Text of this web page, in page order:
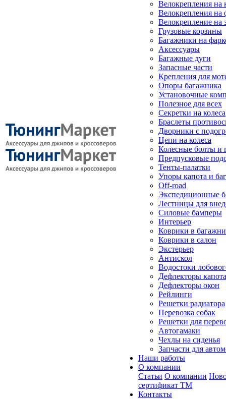
Велокрепления
Велокрепления на
Велокрепление на
Грузовые корзины
Багажники на
Аксессуары
Багажные дуги
Запасные части
Крепления для
Опоры багажника
Установочные
Полезное для всех
Секретки на колеса
Браслеты
Дворники с
Цепи на колеса
Колесные болты и
Предпусковые
Тенты-палатки
Упоры капота и
Off-road
Экспедиционные
Лестницы для
Силовые бамперы
Интерьер
Коврики в
Коврики в салон
Экстерьер
Антискол
Водостоки
Дефлекторы капота
Дефлекторы окон
Рейлинги
Решетки радиатора
Перевозка собак
Решетки для
Автогамаки
Чехлы на сиденья
Запчасти для
Наши работы
О компании
Статьи О компании
сертификат ТМ
Контакты